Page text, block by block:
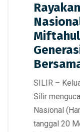
SILIR –
Silir
Nasional
tanggal 20